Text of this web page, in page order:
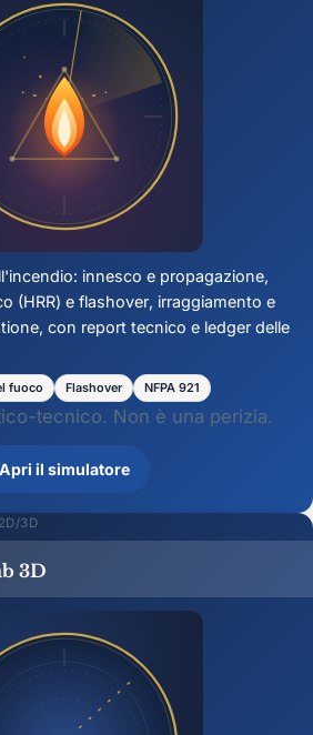
innesco e propagazione,
(HRR) e flashover, irraggiamento e
con report tecnico e ledger delle
fuoco Flashover NFPA 921
tecnico. Non è una perizia.
Apri il simulatore
3D
3D